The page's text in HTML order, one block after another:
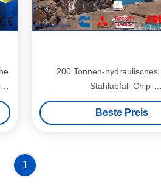
200 Tonnen-hydraulisches
Stahlabfall-Chip-
Verdichtungsgerät/
37kW
Beste Preis
1